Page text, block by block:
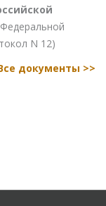
N 12)
документы >>